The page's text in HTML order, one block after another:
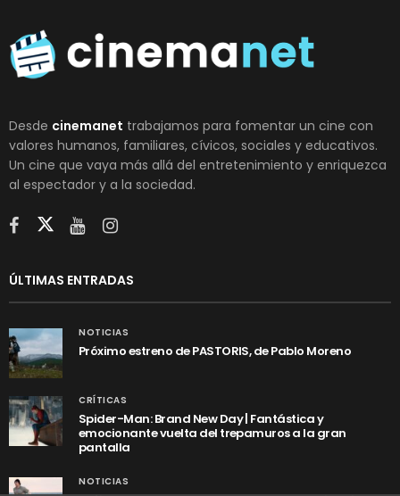
Desde cinemanet trabajamos para fomentar un cine con
valores humanos, familiares, cívicos, sociales y educativos.
Un cine que vaya más allá del entretenimiento y enriquezca
al espectador y a la sociedad.
ÚLTIMAS ENTRADAS
NOTICIAS
Próximo estreno de PASTORIS, de Pablo Moreno
CRÍTICAS
Spider-Man: Brand New Day | Fantástica y
emocionante vuelta del trepamuros a la gran
pantalla
NOTICIAS